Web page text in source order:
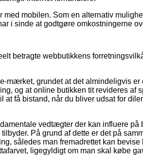
mobilen. Som en alternativ
i sinde at godtgøre omkostningerne
betragte webbutikkens
mærket, grundet at det almindeligvis er
og at online butikken tit revideres af
få bistand, når du bliver udsat for
vedtægter der kan influere på
På grund af dette er det på
således man fremadrettet kan bevise
ligegyldigt om man skal købe